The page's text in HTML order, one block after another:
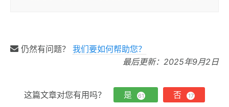
仍然有问题？ 我们要如何帮助您？
最后更新：2025年9月2日
这篇文章对您有用吗？ 是 61 否 17